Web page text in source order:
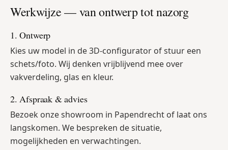
Werkwijze — van ontwerp tot nazorg
1. Ontwerp
Kies uw model in de 3D-configurator of stuur een
schets/foto. Wij denken vrijblijvend mee over
vakverdeling, glas en kleur.
2. Afspraak & advies
Bezoek onze showroom in Papendrecht of laat ons
langskomen. We bespreken de situatie,
mogelijkheden en verwachtingen.